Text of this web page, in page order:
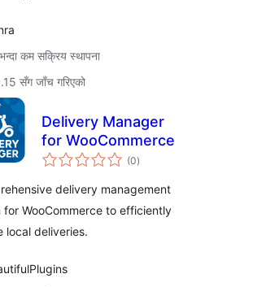
कम सक्रिय स्थापना
सँग जाँच गरिएको
Delivery Manager
for WooCommerce
(0कुल
रेटिङ्गहरू
)
delivery management
for WooCommerce to efficiently
local deliveries.